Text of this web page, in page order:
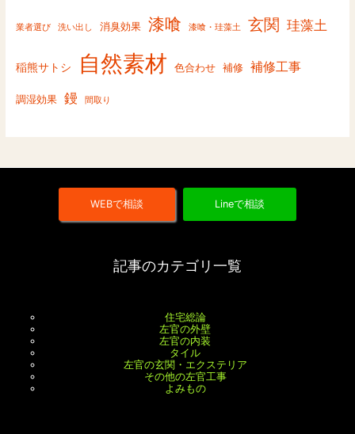
業者選び 洗い出し 消臭効果 漆喰 漆喰・珪藻土 玄関 珪藻土
稲熊サトシ 自然素材 色合わせ 補修 補修工事
調湿効果 鏝 間取り
WEBで相談 Lineで相談
記事のカテゴリ一覧
住宅総論
左官の外壁
左官の内装
タイル
左官の玄関・エクステリア
その他の左官工事
よみもの